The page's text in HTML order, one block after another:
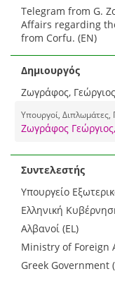
Telegram from G.
Affairs regarding
from Corfu. (EN)
Δημιουργός
Ζωγράφος,
Υπουργοί, Διπλωμάτες,
Ζωγράφος
Συντελεστής
Υπουργείο
Ελληνική
Αλβανοί (EL)
Ministry of Foreign
Greek Government